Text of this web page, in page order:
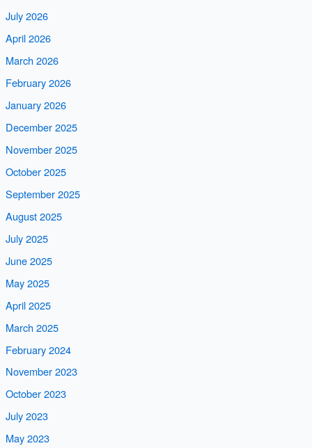
July 2026
April 2026
March 2026
February 2026
January 2026
December 2025
November 2025
October 2025
September 2025
August 2025
July 2025
June 2025
May 2025
April 2025
March 2025
February 2024
November 2023
October 2023
July 2023
May 2023